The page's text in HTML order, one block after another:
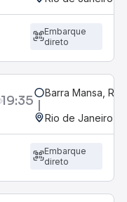
Embarque
direto
19:35 Barra Mansa, RJ
Rio de Janeiro,
Embarque
direto